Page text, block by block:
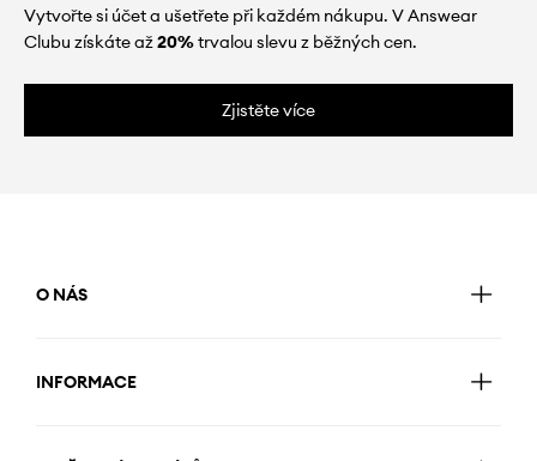
Vytvořte si účet a ušetřete při každém nákupu. V Answear
Clubu získáte až20%trvalou slevu z běžných cen.
Zjistěte více
O NÁS
INFORMACE